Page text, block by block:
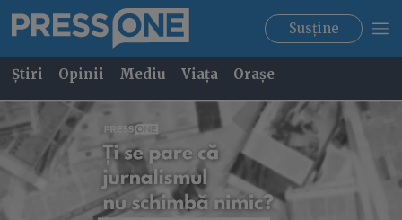
Susține
Știri Opinii Mediu Viața Orașe